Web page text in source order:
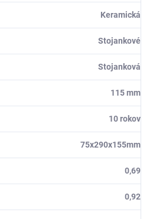
Keramická
Stojankové
Stojanková
115 mm
10 rokov
75x290x155mm
0,69
0,92